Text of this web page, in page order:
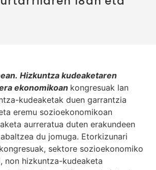
Hizkuntza kudeaketaren
ekonomikoan kongresuak lan
kudeaketak duen garrantzia
eremu sozioekonomikoan
aurreratua duten erakundeen
du jomuga. Etorkizunari
sektore sozioekonomiko
non hizkuntza-kudeaketa